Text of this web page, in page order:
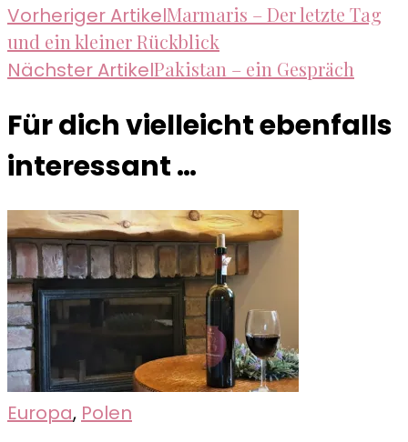
Beitragsnavigation
Vorheriger ArtikelMarmaris – Der letzte Tag
und ein kleiner Rückblick
Nächster ArtikelPakistan – ein Gespräch
Für dich vielleicht ebenfalls
interessant …
Europa, Polen